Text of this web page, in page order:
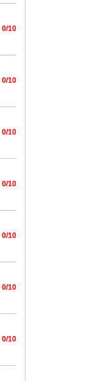
0/10
0/10
0/10
0/10
0/10
0/10
0/10